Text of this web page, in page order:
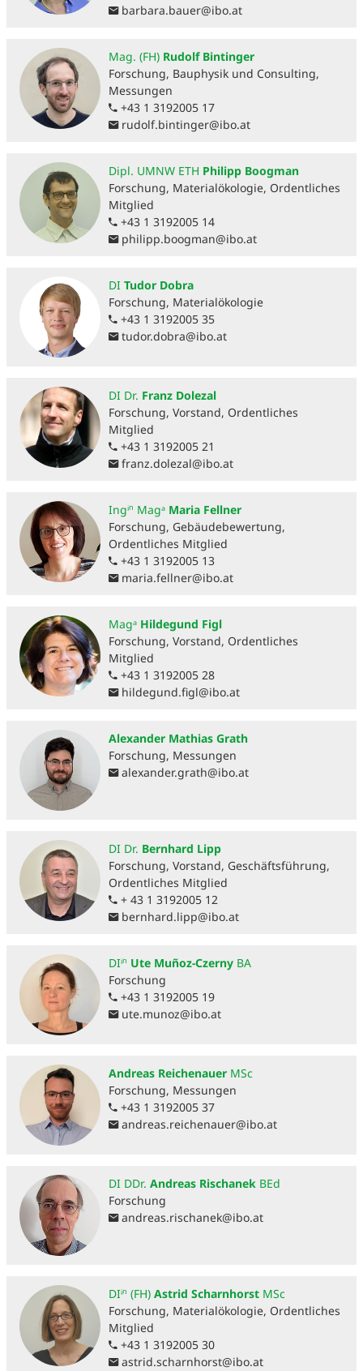
barbara.bauer@ibo.at
Mag. (FH) Rudolf Bintinger
Forschung, Bauphysik und Consulting,
Messungen
+43 1 3192005 17
rudolf.bintinger@ibo.at
Dipl. UMNW ETH Philipp Boogman
Forschung, Materialökologie, Ordentliches
Mitglied
+43 1 3192005 14
philipp.boogman@ibo.at
DI Tudor Dobra
Forschung, Materialökologie
+43 1 3192005 35
tudor.dobra@ibo.at
DI Dr. Franz Dolezal
Forschung, Vorstand, Ordentliches
Mitglied
+43 1 3192005 21
franz.dolezal@ibo.at
Ingⁱⁿ Magᵃ Maria Fellner
Forschung, Gebäudebewertung,
Ordentliches Mitglied
+43 1 3192005 13
maria.fellner@ibo.at
Magᵃ Hildegund Figl
Forschung, Vorstand, Ordentliches
Mitglied
+43 1 3192005 28
hildegund.figl@ibo.at
Alexander Mathias Grath
Forschung, Messungen
alexander.grath@ibo.at
DI Dr. Bernhard Lipp
Forschung, Vorstand, Geschäftsführung,
Ordentliches Mitglied
+ 43 1 3192005 12
bernhard.lipp@ibo.at
DIⁱⁿ Ute Muñoz-Czerny BA
Forschung
+43 1 3192005 19
ute.munoz@ibo.at
Andreas Reichenauer MSc
Forschung, Messungen
+43 1 3192005 37
andreas.reichenauer@ibo.at
DI DDr. Andreas Rischanek BEd
Forschung
andreas.rischanek@ibo.at
DIⁱⁿ (FH) Astrid Scharnhorst MSc
Forschung, Materialökologie, Ordentliches
Mitglied
+43 1 3192005 30
astrid.scharnhorst@ibo.at